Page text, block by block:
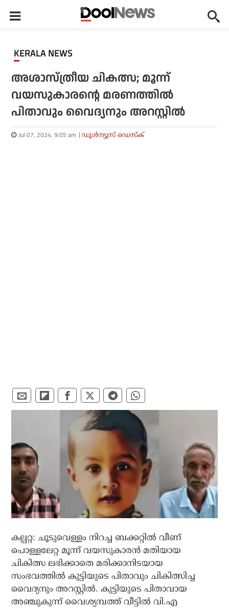
KERALA NEWS
അശാസ്ത്രീയ ചികത്സ; മൂന്ന്
വയസുകാരന്റെ മരണത്തിൽ
പിതാവും വൈദ്യനും അറസ്റ്റിൽ
Jul 07, 2024, 9:05 am ഡൂള്‍ന്യൂസ് ഡെസ്‌ക്
കല്പറ്റ: ചൂടുവെള്ളം നിറച്ച ബക്കറ്റില്‍ വീണ്
പൊള്ളലേറ്റ മൂന്ന് വയസുകാരന്‍ മതിയായ
ചികിത്സ ലഭിക്കാതെ മരിക്കാനിടയായ
സംഭവത്തില്‍ കുട്ടിയുടെ പിതാവും ചികിത്സിച്ച
വൈദ്യനും അറസ്റ്റിൽ. കുട്ടിയുടെ പിതാവായ
അഞ്ചുകുന്ന് വൈശ്യമ്പത്ത് വീട്ടില്‍ വി.എ